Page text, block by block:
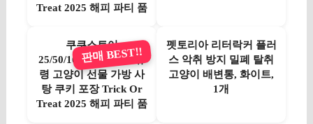
Treat 2025 해피 파티 품
쿠쿠스토어
25/50/100pcs 할로윈 유
령 고양이 선물 가방 사
탕 쿠키 포장 Trick Or
Treat 2025 해피 파티 품
판매 BEST!!
펫토리아 리터락커 플러
스 악취 방지 밀폐 탈취
고양이 배변통, 화이트,
1개